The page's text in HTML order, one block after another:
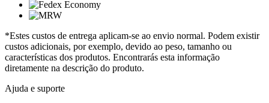
*Estes custos de entrega aplicam-se ao envio normal. Podem existir
custos adicionais, por exemplo, devido ao peso, tamanho ou
características dos produtos. Encontrarás esta informação
diretamente na descrição do produto.
Ajuda e suporte